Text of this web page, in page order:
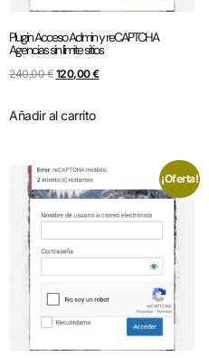
Plugin Acceso Admin y reCAPTCHA
Agencias sin limite sitios
240,00€ 120,00€
Añadir al carrito
¡Oferta!